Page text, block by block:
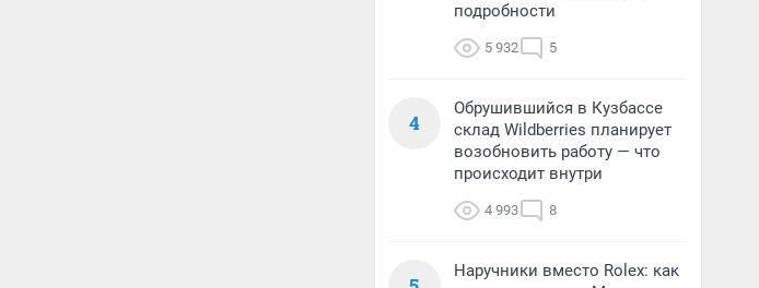
подробности
5 932 5
4
Обрушившийся в Кузбассе
склад Wildberries планирует
возобновить работу — что
происходит внутри
4 993 8
Наручники вместо Rolex: как